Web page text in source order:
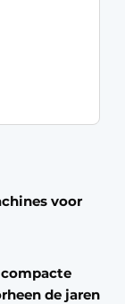
voor
de jaren